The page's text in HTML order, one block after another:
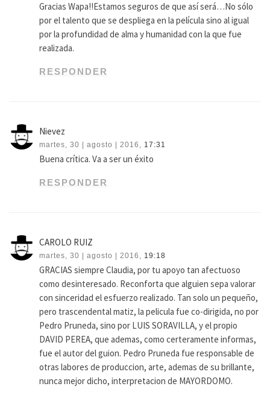
Gracias Wapa!!Estamos seguros de que así será…No sólo
por el talento que se despliega en la película sino al igual
por la profundidad de alma y humanidad con la que fue
realizada.
RESPONDER
Nievez
martes, 30 | agosto | 2016, 17:31
Buena crítica. Va a ser un éxito
RESPONDER
CAROLO RUIZ
martes, 30 | agosto | 2016, 19:18
GRACIAS siempre Claudia, por tu apoyo tan afectuoso
como desinteresado. Reconforta que alguien sepa valorar
con sinceridad el esfuerzo realizado. Tan solo un pequeño,
pero trascendental matiz, la pelicula fue co-dirigida, no por
Pedro Pruneda, sino por LUIS SORAVILLA, y el propio
DAVID PEREA, que ademas, como certeramente informas,
fue el autor del guion. Pedro Pruneda fue responsable de
otras labores de produccion, arte, ademas de su brillante,
nunca mejor dicho, interpretacion de MAYORDOMO.